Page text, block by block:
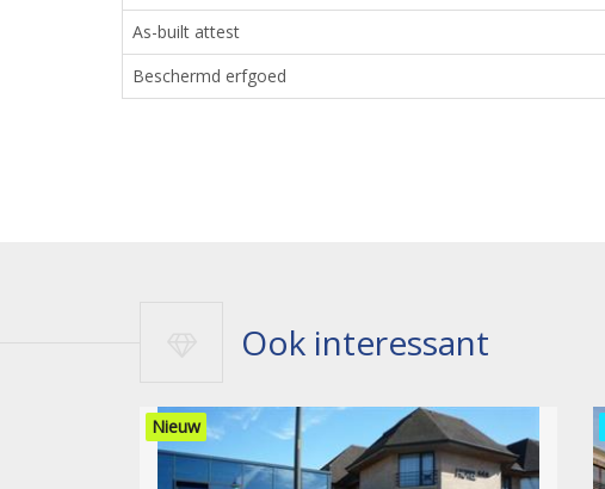
As-built attest
Beschermd erfgoed
Ook interessant
Nieuw